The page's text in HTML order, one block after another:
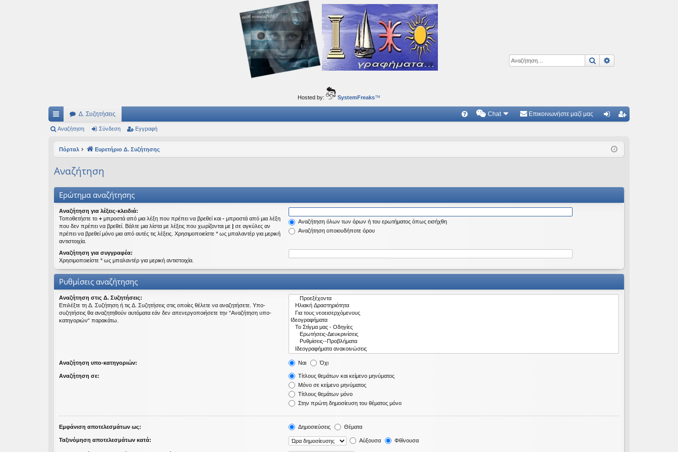
Αναζήτηση
Αυτός ο τόπος φιλοδοξεί να ανοίγει μονοπάτια για τα συναρπαστικά και όμορφα ταξίδια του νού...
Hosted by: SystemFreaks™
Γ
ρή
ς
συ
νδ
εις
Δ. Συζητήσεις
ήσ
Chat Επικοινωνήστε μαζί μας
ρα
Αναζήτηση Σύνδεση Εγγραφή
Πόρταλ Ευρετήριο Δ. Συζήτησης
Αναζήτηση
Ερώτημα αναζήτησης
Αναζήτηση για λέξεις-κλειδιά:
Τοποθετήστε το + μπροστά από μια λέξη που πρέπει να βρεθεί και - μπροστά από μια λέξη
που δεν πρέπει να βρεθεί. Βάλτε μια λίστα με λέξεις που χωρίζονται με | σε αγκύλες αν
πρέπει να βρεθεί μόνο μια από αυτές τις λέξεις. Χρησιμοποιείστε * ως μπαλαντέρ για μερική
αντιστοιχία.
Αναζήτηση όλων των όρων ή του ερωτήματος όπως εισήχθη
Αναζήτηση οποιουδήποτε όρου
Αναζήτηση για συγγραφέα:
Χρησιμοποιείστε * ως μπαλαντέρ για μερική αντιστοιχία.
Ρυθμίσεις αναζήτησης
Αναζήτηση στις Δ. Συζητήσεις:
Επιλέξτε τη Δ. Συζήτηση ή τις Δ. Συζητήσεις στις οποίες θέλετε να αναζητήσετε. Υπο-
συζητήσεις θα αναζητηθούν αυτόματα εάν δεν απενεργοποιήσετε την “Αναζήτηση υπο-
κατηγοριών“ παρακάτω.
Αναζήτηση υπο-κατηγοριών: Ναι Όχι
Αναζήτηση σε:
Τίτλους θεμάτων και κείμενο μηνύματος
Μόνο σε κείμενο μηνύματος
Τίτλους θεμάτων μόνο
Στην πρώτη δημοσίευση του θέματος μόνο
Εμφάνιση αποτελεσμάτων ως: Δημοσιεύσεις Θέματα
Ταξινόμηση αποτελεσμάτων κατά: Αύξουσα Φθίνουσα